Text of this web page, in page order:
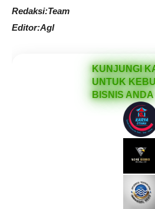
Redaksi:Team
Editor:Agl
KUNJUNGI
UNTUK
BISNIS ANDA